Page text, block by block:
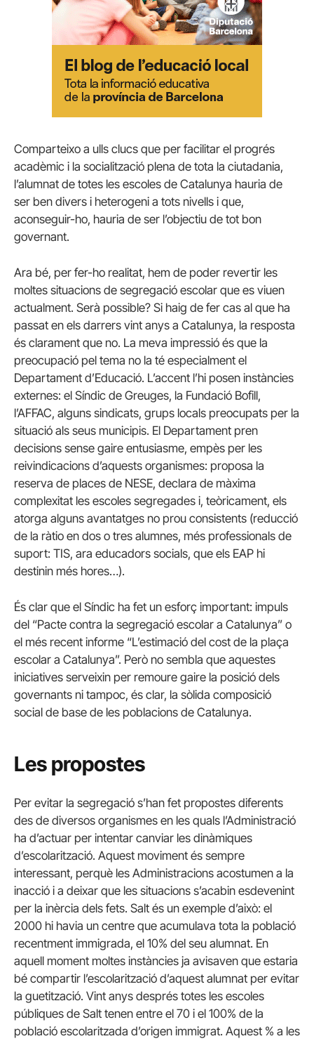
Comparteixo a ulls clucs que per facilitar el progrés
acadèmic i la socialització plena de tota la ciutadania,
l’alumnat de totes les escoles de Catalunya hauria de
ser ben divers i heterogeni a tots nivells i que,
aconseguir-ho, hauria de ser l’objectiu de tot bon
governant.
Ara bé, per fer-ho realitat, hem de poder revertir les
moltes situacions de segregació escolar que es viuen
actualment. Serà possible? Si haig de fer cas al que ha
passat en els darrers vint anys a Catalunya, la resposta
és clarament que no. La meva impressió és que la
preocupació pel tema no la té especialment el
Departament d’Educació. L’accent l’hi posen instàncies
externes: el Síndic de Greuges, la Fundació Bofill,
l’AFFAC, alguns sindicats, grups locals preocupats per la
situació als seus municipis. El Departament pren
decisions sense gaire entusiasme, empès per les
reivindicacions d’aquests organismes: proposa la
reserva de places de NESE, declara de màxima
complexitat les escoles segregades i, teòricament, els
atorga alguns avantatges no prou consistents (reducció
de la ràtio en dos o tres alumnes, més professionals de
suport: TIS, ara educadors socials, que els EAP hi
destinin més hores…).
És clar que el Síndic ha fet un esforç important: impuls
del “Pacte contra la segregació escolar a Catalunya” o
el més recent informe “L’estimació del cost de la plaça
escolar a Catalunya”. Però no sembla que aquestes
iniciatives serveixin per remoure gaire la posició dels
governants ni tampoc, és clar, la sòlida composició
social de base de les poblacions de Catalunya.
Les propostes
Per evitar la segregació s’han fet propostes diferents
des de diversos organismes en les quals l’Administració
ha d’actuar per intentar canviar les dinàmiques
d’escolarització. Aquest moviment és sempre
interessant, perquè les Administracions acostumen a la
inacció i a deixar que les situacions s’acabin esdevenint
per la inèrcia dels fets. Salt és un exemple d’això: el
2000 hi havia un centre que acumulava tota la població
recentment immigrada, el 10% del seu alumnat. En
aquell moment moltes instàncies ja avisaven que estaria
bé compartir l’escolarització d’aquest alumnat per evitar
la guetització. Vint anys després totes les escoles
públiques de Salt tenen entre el 70 i el 100% de la
població escolaritzada d’origen immigrat. Aquest % a les